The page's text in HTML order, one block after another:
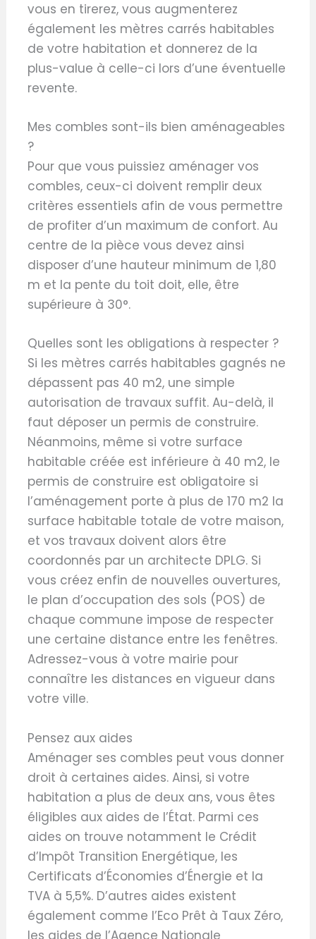
vous en tirerez, vous augmenterez
également les mètres carrés habitables
de votre habitation et donnerez de la
plus-value à celle-ci lors d’une éventuelle
revente.
Mes combles sont-ils bien aménageables
?
Pour que vous puissiez aménager vos
combles, ceux-ci doivent remplir deux
critères essentiels afin de vous permettre
de profiter d’un maximum de confort. Au
centre de la pièce vous devez ainsi
disposer d’une hauteur minimum de 1,80
m et la pente du toit doit, elle, être
supérieure à 30°.
Quelles sont les obligations à respecter ?
Si les mètres carrés habitables gagnés ne
dépassent pas 40 m2, une simple
autorisation de travaux suffit. Au-delà, il
faut déposer un permis de construire.
Néanmoins, même si votre surface
habitable créée est inférieure à 40 m2, le
permis de construire est obligatoire si
l’aménagement porte à plus de 170 m2 la
surface habitable totale de votre maison,
et vos travaux doivent alors être
coordonnés par un architecte DPLG. Si
vous créez enfin de nouvelles ouvertures,
le plan d’occupation des sols (POS) de
chaque commune impose de respecter
une certaine distance entre les fenêtres.
Adressez-vous à votre mairie pour
connaître les distances en vigueur dans
votre ville.
Pensez aux aides
Aménager ses combles peut vous donner
droit à certaines aides. Ainsi, si votre
habitation a plus de deux ans, vous êtes
éligibles aux aides de l’État. Parmi ces
aides on trouve notamment le Crédit
d’Impôt Transition Energétique, les
Certificats d’Économies d’Énergie et la
TVA à 5,5%. D’autres aides existent
également comme l’Eco Prêt à Taux Zéro,
les aides de l’Agence Nationale